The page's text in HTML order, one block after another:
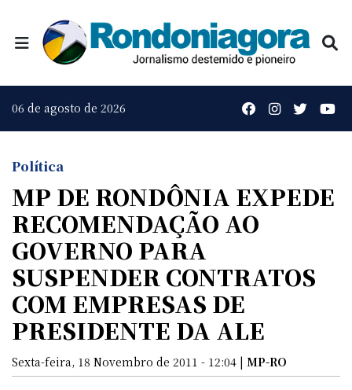
06 de agosto de 2026
Política
MP DE RONDÔNIA EXPEDE
RECOMENDAÇÃO AO
GOVERNO PARA
SUSPENDER CONTRATOS
COM EMPRESAS DE
PRESIDENTE DA ALE
Sexta-feira, 18 Novembro de 2011 - 12:04 | MP-RO